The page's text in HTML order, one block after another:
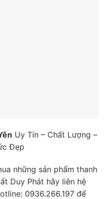
Uy Tín – Chất Lượng –
Đẹp
những sản phẩm thanh
Duy Phát hãy liên hệ
0936.266.197 để